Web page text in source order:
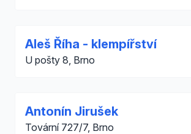
Aleš Říha - klempířství
U pošty 8, Brno
Antonín Jirušek
Tovární 727/7, Brno